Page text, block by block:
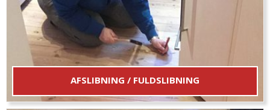
AFSLIBNING / FULDSLIBNING